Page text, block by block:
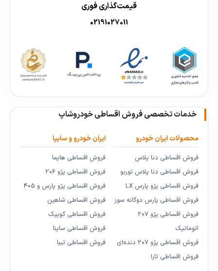
قیمت‌گذاری فوری
02191027011
خدمات تخصصی فروش اقساطی خودروشاپ
محصولات ایران خودرو
فروش اقساطی دنا پلاس
فروش اقساطی دنا پلاس توربو
فروش اقساطی پژو پارس LX
فروش اقساطی پارس دوگانه سوز
فروش اقساطی پژو ۲۰۷
اتوماتیک
فروش اقساطی پژو ۲۰۷ دنده‌ای
فروش اقساطی تارا
ایران خودرو و سایپا
فروش اقساطی هایما
فروش اقساطی پژو ۲۰۶
فروش اقساطی پژو پارس و ۴۰۵
فروش اقساطی شاهین
فروش اقساطی کوییک
فروش اقساطی ساینا
فروش اقساطی تیبا